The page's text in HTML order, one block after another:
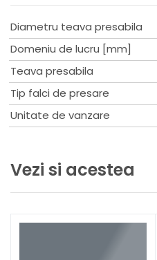
Diametru teava presabila
Domeniu de lucru [mm]
Teava presabila
Tip falci de presare
Unitate de vanzare
Vezi si acestea